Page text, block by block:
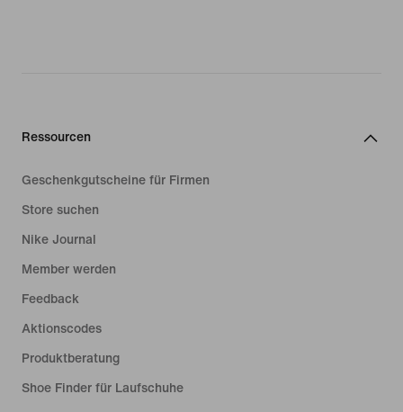
Ressourcen
Geschenkgutscheine für Firmen
Store suchen
Nike Journal
Member werden
Feedback
Aktionscodes
Produktberatung
Shoe Finder für Laufschuhe